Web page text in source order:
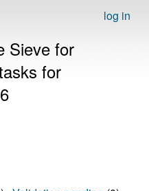
log in
Sieve for
for